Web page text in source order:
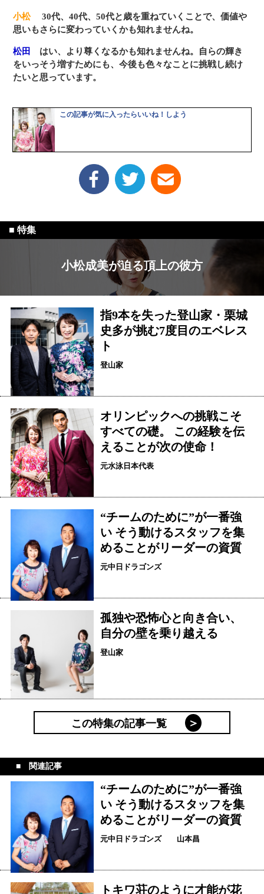
小松30代、40代、50代と歳を重ねていくことで、価値や
思いもさらに変わっていくかも知れませんね。
松田
はい、より尊くなるかも知れませんね。自らの輝き
をいっそう増すためにも、今後も色々なことに挑戦し続け
たいと思っています。
この記事が気に入ったらいいね！しよう
小松成美が迫る頂上の彼方
指9本を失った登山家・栗城
史多が挑む7度目のエベレス
ト
登山家
オリンピックへの挑戦こそ
すべての礎。 この経験を伝
えることが次の使命！
元水泳日本代表
“チームのために”が一番強
い そう動けるスタッフを集
めることがリーダーの資質
元中日ドラゴンズ
孤独や恐怖心と向き合い、
自分の壁を乗り越える
登山家
この特集の記事一覧
関連記事
“チームのために”が一番強
い そう動けるスタッフを集
めることがリーダーの資質
元中日ドラゴンズ 山本昌
トキワ荘のように才能が花